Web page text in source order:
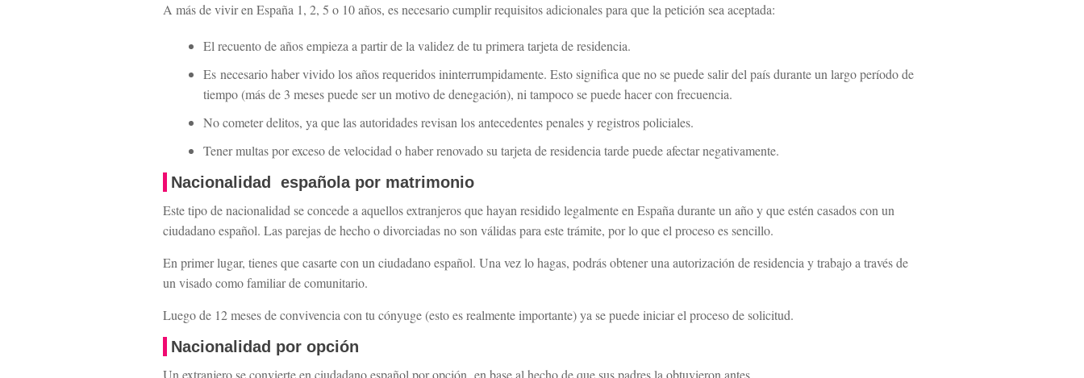
A más de vivir en España 1, 2, 5 o 10 años, es necesario cumplir requisitos adicionales para que la petición sea aceptada:
El recuento de años empieza a partir de la validez de tu primera tarjeta de residencia.
Es necesario haber vivido los años requeridos ininterrumpidamente. Esto significa que no se puede salir del país durante un largo período de
tiempo (más de 3 meses puede ser un motivo de denegación), ni tampoco se puede hacer con frecuencia.
No cometer delitos, ya que las autoridades revisan los antecedentes penales y registros policiales.
Tener multas por exceso de velocidad o haber renovado su tarjeta de residencia tarde puede afectar negativamente.
Nacionalidad española por matrimonio
Este tipo de nacionalidad se concede a aquellos extranjeros que hayan residido legalmente en España durante un año y que estén casados con un
ciudadano español. Las parejas de hecho o divorciadas no son válidas para este trámite, por lo que el proceso es sencillo.
En primer lugar, tienes que casarte con un ciudadano español. Una vez lo hagas, podrás obtener una autorización de residencia y trabajo a través de
un visado como familiar de comunitario.
Luego de 12 meses de convivencia con tu cónyuge (esto es realmente importante) ya se puede iniciar el proceso de solicitud.
Nacionalidad por opción
Un extranjero se convierte en ciudadano español por opción en base al hecho de que sus padres la obtuvieron antes.